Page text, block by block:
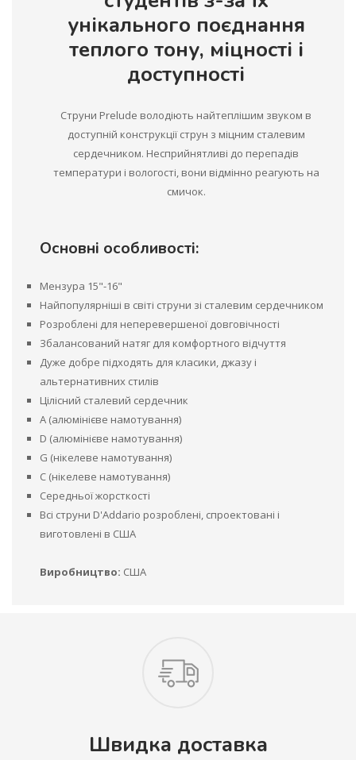
унікального поєднання
теплого тону, міцності і
доступності
Струни Prelude володіють найтеплішим звуком в
доступній конструкції струн з міцним сталевим
сердечником. Несприйнятливі до перепадів
температури і вологості, вони відмінно реагують на
смичок.
Основні особливості:
Мензура 15"-16"
Найпопулярніші в світі струни зі сталевим сердечником
Розроблені для неперевершеної довговічності
Збалансований натяг для комфортного відчуття
Дуже добре підходять для класики, джазу і
альтернативних стилів
Цілісний сталевий сердечник
A (алюмінієве намотування)
D (алюмінієве намотування)
G (нікелеве намотування)
C (нікелеве намотування)
Середньої жорсткості
Всі струни D'Addario розроблені, спроектовані і
виготовлені в США
Виробництво: США
Швидка доставка